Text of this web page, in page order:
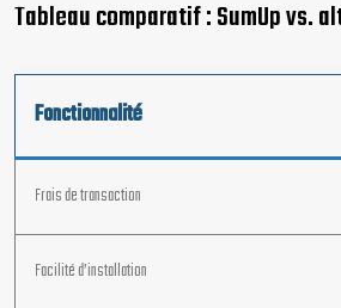
Tableau comparatif : SumUp vs.
Fonctionnalité
Frais de transaction
Facilité d’installation